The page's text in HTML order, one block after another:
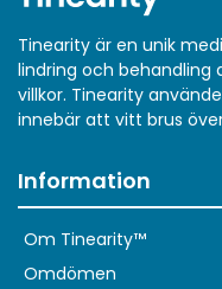
Tinearity är en unik
lindring och behandling
villkor. Tinearity
innebär att vitt brus
Information
Om Tinearity™
Omdömen